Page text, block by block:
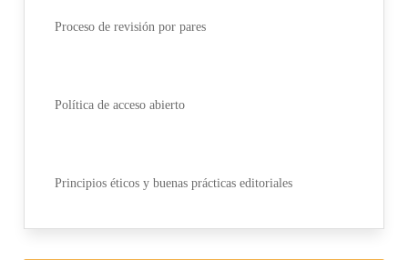
Proceso de revisión por pares
Política de acceso abierto
Principios éticos y buenas prácticas editoriales